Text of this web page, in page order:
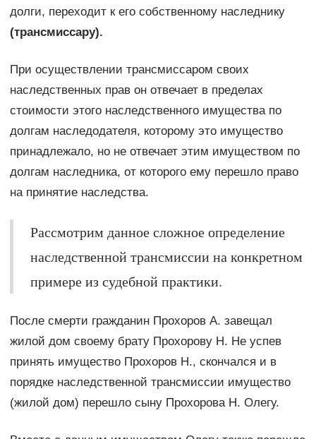
долги, переходит к его собственному наследнику
(трансмиссару).
При осуществлении трансмиссаром своих
наследственных прав он отвечает в пределах
стоимости этого наследственного имущества по
долгам наследодателя, которому это имущество
принадлежало, но не отвечает этим имуществом по
долгам наследника, от которого ему перешло право
на принятие наследства.
Рассмотрим данное сложное определение
наследственной трансмиссии на конкретном
примере из судебной практики.
После смерти гражданин Прохоров А. завещал
жилой дом своему брату Прохорову Н. Не успев
принять имущество Прохоров Н., скончался и в
порядке наследственной трансмиссии имущество
(жилой дом) перешло сыну Прохорова Н. Олегу.